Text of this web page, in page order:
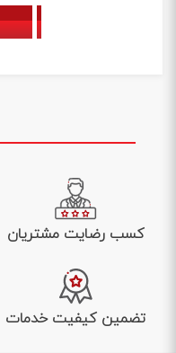
کسب رضایت مشتریان
تضمین کیفیت خدمات